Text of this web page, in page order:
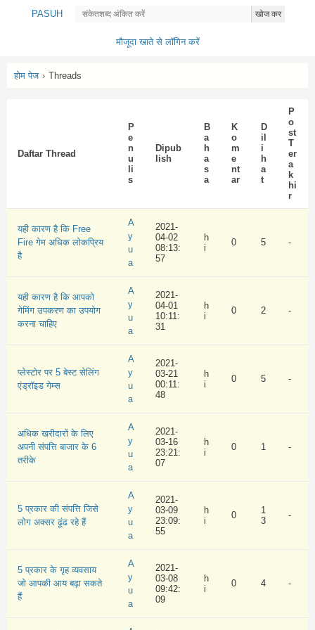
PASUH खोज कर
मौजूदा खाते से लॉगिन करें
होम पेज › Threads
Daftar Thread
P
e
n
u
li
s
Dipub
lish
B
a
h
a
s
a
K
o
m
e
nt
ar
D
il
i
h
a
t
P
o
st
T
er
a
k
hi
r
यही कारण है कि Free
Fire गेम अधिक लोकप्रिय
है
A
y
u
a
2021-
04-02
08:13:
57
h
i
0 5 -
यही कारण है कि आपको
गेमिंग उपकरण का उपयोग
करना चाहिए
A
y
u
a
2021-
04-01
10:11:
31
h
i
0 2 -
प्लेस्टोर पर 5 बेस्ट सेलिंग
एंड्रॉइड गेम्स
A
y
u
a
2021-
03-21
00:11:
48
h
i
0 5 -
अधिक खरीदारों के लिए
अपनी संपत्ति बाजार के 6
तरीके
A
y
u
a
2021-
03-16
23:21:
07
h
i
0 1 -
5 प्रकार की संपत्ति जिसे
लोग अक्सर ढूंढ रहे हैं
A
y
u
a
2021-
03-09
23:09:
55
h
i
0
1
3
-
5 प्रकार के गृह व्यवसाय
जो आपकी आय बढ़ा सकते
हैं
A
y
u
a
2021-
03-08
09:42:
09
h
i
0 4 -